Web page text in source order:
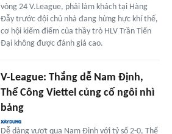
vòng 24 V.League, phải làm khách tại Hàng
Đẫy trước đội chủ nhà đang hừng hực khí thế,
cơ hội kiếm điểm của thầy trò HLV Trần Tiến
Đại không được đánh giá cao.
V-League: Thắng dễ Nam Định,
Thể Công Viettel củng cố ngôi nhì
bảng
Dễ dàng vượt qua Nam Định với tỷ số 2-0, Thể